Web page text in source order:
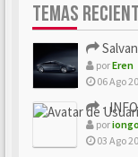
TEMAS
porEren
06 Ago
- INFO
por
03 Ago